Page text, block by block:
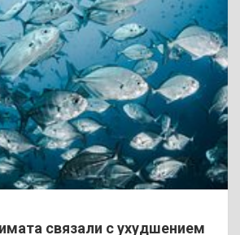
связали с ухудшением